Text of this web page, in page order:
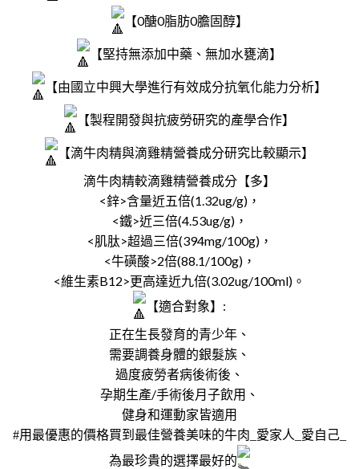
【0醣0脂肪0膽固醇】
【堅持無添加中藥、無加水甕滴】
【由國立中興大學進行有效成分抗氧化能力分析】
【製程開發與抗疲勞研究的產學合作】
【滴牛肉精與滴雞精營養成分研究比較顯示】
滴牛肉精較滴雞精營養成分【多】
<鋅>含量近五倍(1.32ug/g)，
<鐵>近三倍(4.53ug/g)，
<肌肽>超過三倍(394mg/100g)，
<牛磺酸>2倍(88.1/100g)，
<維生素B12>更高達近九倍(3.02ug/100ml)。
【適合對象】:
正在生長發育的青少年、
需要調養身體的銀髮族、
過度疲勞者病後術後、
孕期生產/手術後月子飲用、
健身和運動家皆適用
#用最優惠的價格買到最佳營養美味的牛肉_愛家人_愛自己_
為最珍貴的選擇最好的